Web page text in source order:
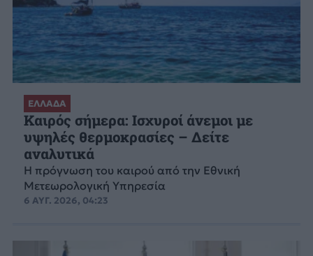
ΕΛΛΑΔΑ
Καιρός σήμερα: Ισχυροί άνεμοι με
υψηλές θερμοκρασίες – Δείτε
αναλυτικά
Η πρόγνωση του καιρού από την Εθνική
Μετεωρολογική Υπηρεσία
6 ΑΥΓ. 2026, 04:23